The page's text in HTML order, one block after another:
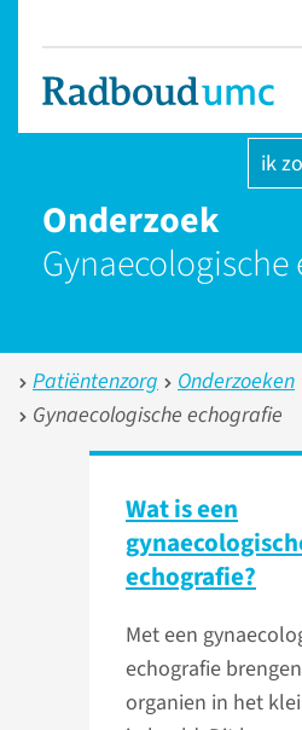
ik
Onderzoek
Patiëntenzorg
Onderzoeken
Gynaecologische echografie
Wat is een
echografie?
Met een
echografie
organien in het